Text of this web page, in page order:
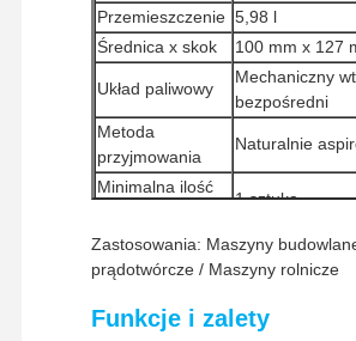
Przemieszczenie 5,98 l
Średnica x skok
100 mm x 127
Układ paliwowy
Mechaniczny
bezpośredni
Metoda
przyjmowania
Naturalnie
Minimalna ilość
1 sztuka
Metody płatności Western
Metody wysyłki
UPS/DHL/EMS/
Zastosowania: Maszyny
prądotwórcze / Maszyny rolnicze
Funkcje i zalety